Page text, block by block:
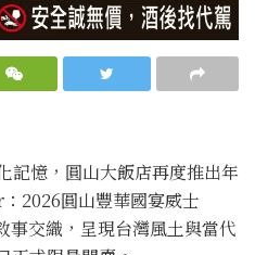
記憶，圓山大飯店再度推出年
2026圓山豐華國宴威士
事交織，呈現台灣風土與當代